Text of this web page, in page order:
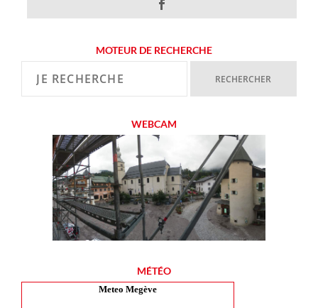
MOTEUR DE RECHERCHE
WEBCAM
MÉTÉO
Meteo Megève